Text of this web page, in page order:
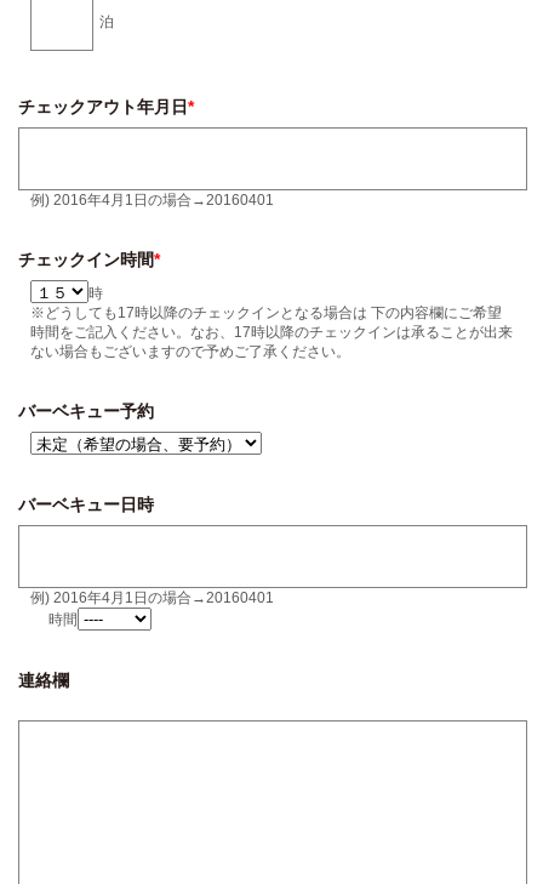
泊
チェックアウト年月日*
例) 2016年4月1日の場合→20160401
チェックイン時間*
時
※どうしても17時以降のチェックインとなる場合は 下の内容欄にご希望
時間をご記入ください。なお、17時以降のチェックインは承ることが出来
ない場合もございますので予めご了承ください。
バーベキュー予約
バーベキュー日時
例) 2016年4月1日の場合→20160401
時間
連絡欄